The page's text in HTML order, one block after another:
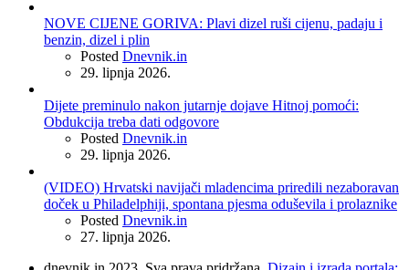
NOVE CIJENE GORIVA: Plavi dizel ruši cijenu, padaju i
benzin, dizel i plin
Posted Dnevnik.in
29. lipnja 2026.
Dijete preminulo nakon jutarnje dojave Hitnoj pomoći:
Obdukcija treba dati odgovore
Posted Dnevnik.in
29. lipnja 2026.
(VIDEO) Hrvatski navijači mladencima priredili nezaboravan
doček u Philadelphiji, spontana pjesma oduševila i prolaznike
Posted Dnevnik.in
27. lipnja 2026.